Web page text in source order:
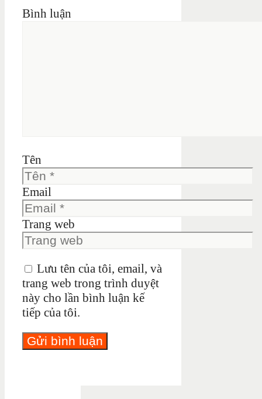
Bình luận
Tên
Email
Trang web
Lưu tên của tôi, email, và
trang web trong trình duyệt
này cho lần bình luận kế
tiếp của tôi.